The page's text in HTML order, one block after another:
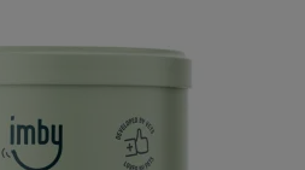
is leeg.
met producten.